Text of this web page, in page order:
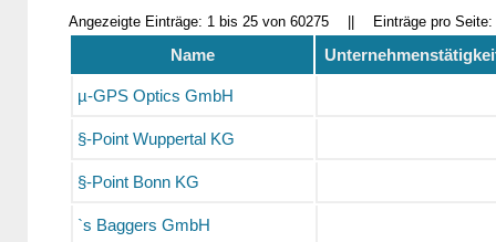
Angezeigte Einträge: 1 bis 25 von 60275 Einträge pro Seite:
Name
µ-GPS Optics GmbH
§-Point Wuppertal KG
§-Point Bonn KG
`s Baggers GmbH